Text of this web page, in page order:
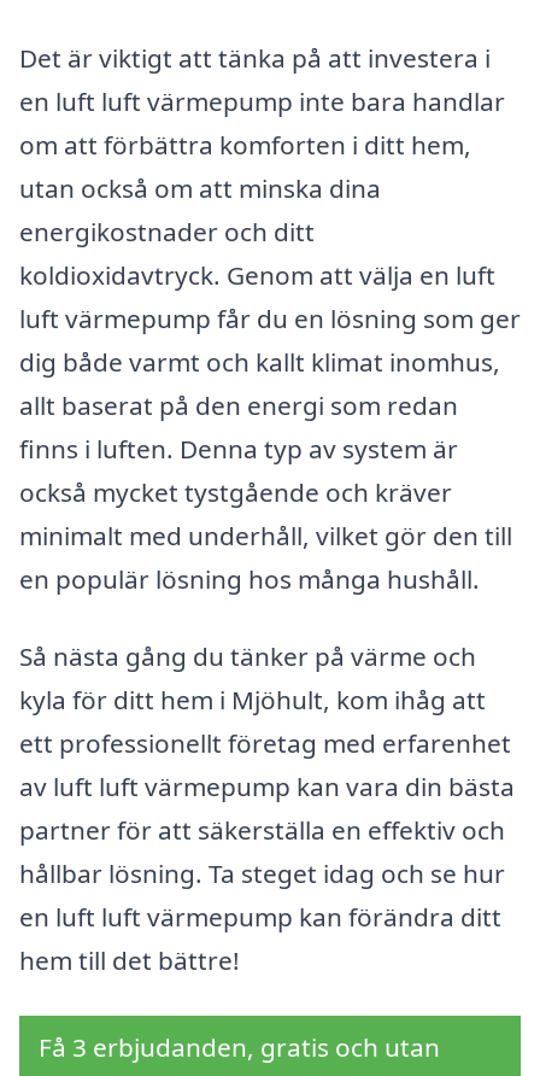
Det är viktigt att tänka på att investera i
en luft luft värmepump inte bara handlar
om att förbättra komforten i ditt hem,
utan också om att minska dina
energikostnader och ditt
koldioxidavtryck. Genom att välja en luft
luft värmepump får du en lösning som ger
dig både varmt och kallt klimat inomhus,
allt baserat på den energi som redan
finns i luften. Denna typ av system är
också mycket tystgående och kräver
minimalt med underhåll, vilket gör den till
en populär lösning hos många hushåll.
Så nästa gång du tänker på värme och
kyla för ditt hem i Mjöhult, kom ihåg att
ett professionellt företag med erfarenhet
av luft luft värmepump kan vara din bästa
partner för att säkerställa en effektiv och
hållbar lösning. Ta steget idag och se hur
en luft luft värmepump kan förändra ditt
hem till det bättre!
Få 3 erbjudanden, gratis och utan